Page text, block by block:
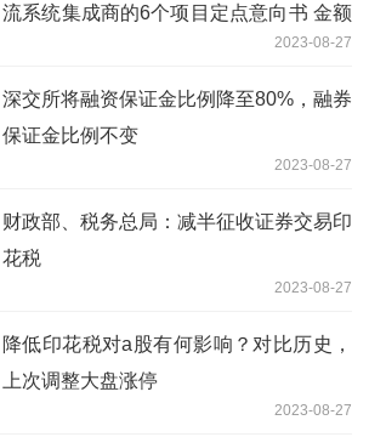
流系统集成商的6个项目定点意向书 金额
2023-08-27
深交所将融资保证金比例降至80%，融券
保证金比例不变
2023-08-27
财政部、税务总局：减半征收证券交易印
花税
2023-08-27
降低印花税对a股有何影响？对比历史，
上次调整大盘涨停
2023-08-27